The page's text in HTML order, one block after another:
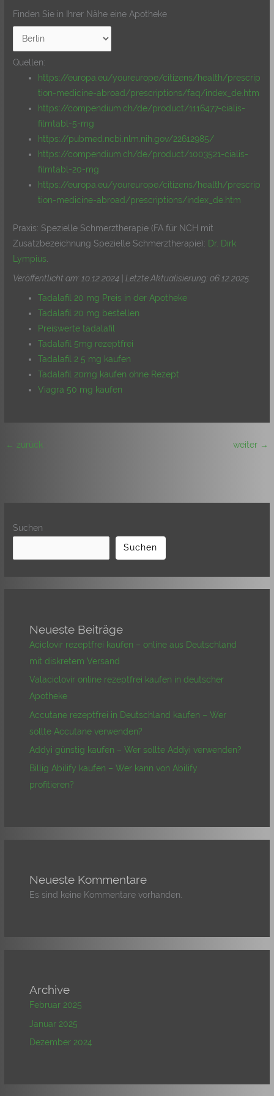
Finden Sie in Ihrer Nähe eine Apotheke
Quellen:
https://europa.eu/youreurope/citizens/health/prescrip
tion-medicine-abroad/prescriptions/faq/index_de.htm
https://compendium.ch/de/product/1116477-cialis-
filmtabl-5-mg
https://pubmed.ncbi.nlm.nih.gov/22612985/
https://compendium.ch/de/product/1003521-cialis-
filmtabl-20-mg
https://europa.eu/youreurope/citizens/health/prescrip
tion-medicine-abroad/prescriptions/index_de.htm
Praxis: Spezielle Schmerztherapie (FA für NCH mit
Zusatzbezeichnung Spezielle Schmerztherapie): Dr. Dirk
Lympius
Veröffentlicht am: 10.12.2024 | Letzte Aktualisierung: 06.12.2025
Tadalafil 20 mg Preis in der Apotheke
Tadalafil 20 mg bestellen
Preiswerte tadalafil
Tadalafil 5mg rezeptfrei
Tadalafil 2 5 mg kaufen
Tadalafil 20mg kaufen ohne Rezept
Viagra 50 mg kaufen
← zurück weiter →
Suchen
Suchen
Neueste Beiträge
Aciclovir rezeptfrei kaufen – online aus Deutschland
mit diskretem Versand
Valaciclovir online rezeptfrei kaufen in deutscher
Apotheke
Accutane rezeptfrei in Deutschland kaufen – Wer
sollte Accutane verwenden?
Addyi günstig kaufen – Wer sollte Addyi verwenden?
Billig Abilify kaufen – Wer kann von Abilify
profitieren?
Neueste Kommentare
Es sind keine Kommentare vorhanden.
Archive
Februar 2025
Januar 2025
Dezember 2024